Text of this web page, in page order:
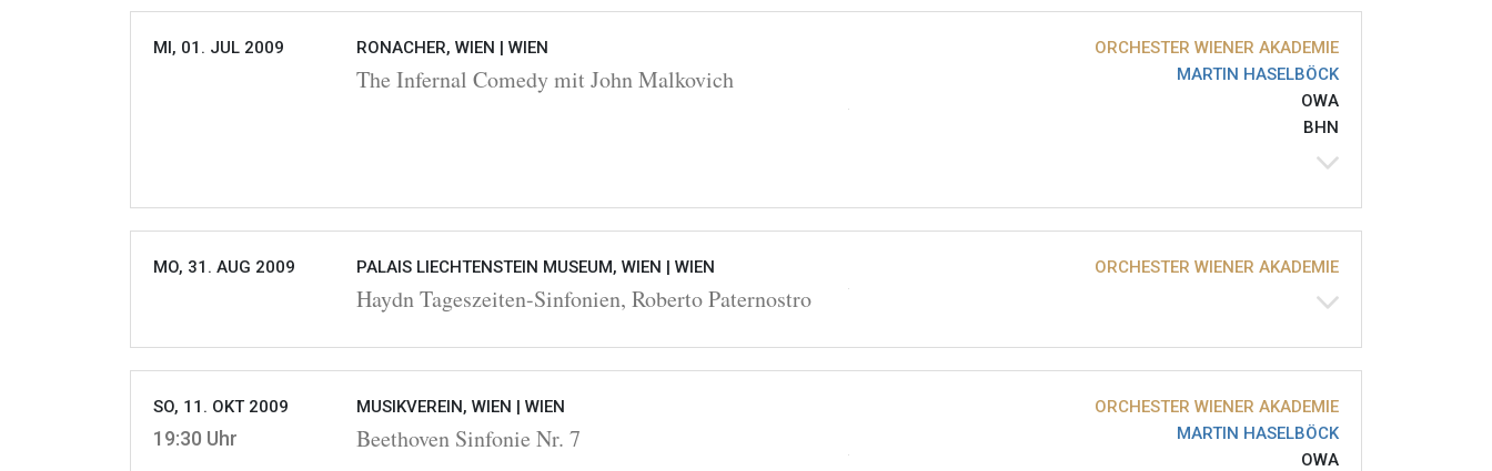
MI, 01. JUL 2009 RONACHER, WIEN | WIEN
The Infernal Comedy mit John Malkovich
ORCHESTER WIENER AKADEMIE
MARTIN HASELBÖCK
OWA
BHN
MO, 31. AUG 2009 PALAIS LIECHTENSTEIN MUSEUM, WIEN | WIEN
Haydn Tageszeiten-Sinfonien, Roberto Paternostro
ORCHESTER WIENER AKADEMIE
SO, 11. OKT 2009
19:30 Uhr
MUSIKVEREIN, WIEN | WIEN
Beethoven Sinfonie Nr. 7
ORCHESTER WIENER AKADEMIE
MARTIN HASELBÖCK
OWA